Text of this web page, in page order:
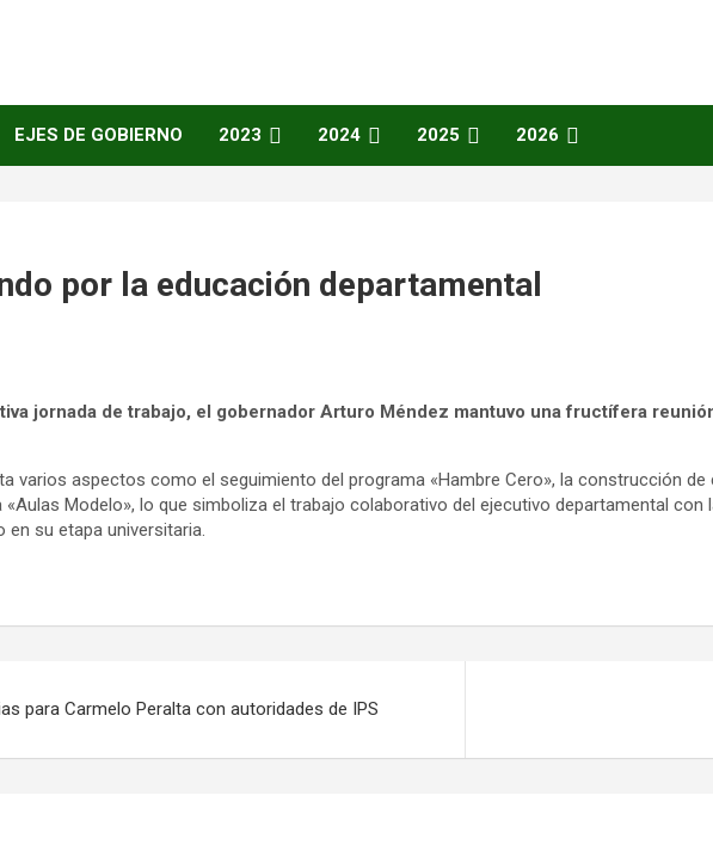
EJES DE GOBIERNO 2023 2024 2025 2026
por la educación departamental
jornada de trabajo, el gobernador Arturo Méndez mantuvo una fructífera
varios aspectos como el seguimiento del programa «Hambre Cero», la construcción
«Aulas Modelo», lo que simboliza el trabajo colaborativo del ejecutivo departamental
en su etapa universitaria.
para Carmelo Peralta con autoridades de IPS